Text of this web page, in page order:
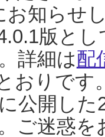
お知らせ
版と
詳細は配
おりです
公開し
ご迷惑